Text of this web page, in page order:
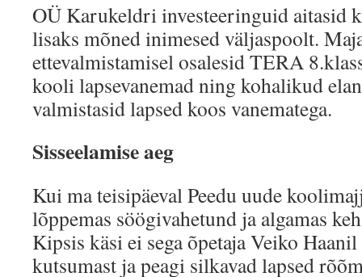
OÜ Karukeldri investeeringuid aitasid
lisaks mõned inimesed väljaspoolt.
ettevalmistamisel osalesid TERA
kooli lapsevanemad ning kohalikud
valmistasid lapsed koos vanematega.
Sisseelamise aeg
Kui ma teisipäeval Peedu uude
lõppemas söögivahetund ja algamas
Kipsis käsi ei sega õpetaja Veiko
kutsumast ja peagi silkavad lapsed